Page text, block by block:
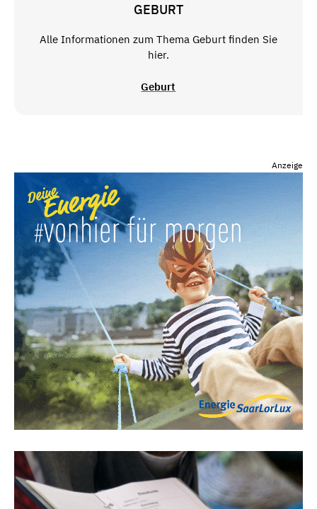
GEBURT
Alle Informationen zum Thema Geburt finden Sie
hier.
Geburt
Anzeige